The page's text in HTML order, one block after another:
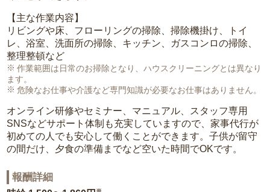
【主な作業内容】
リビングや床、フローリングの掃除、掃除機掛け、トイ
レ、浴室、洗面所の掃除、キッチン、ガスコンロの掃除、
整理整頓など
作業範囲は日常のお掃除となり、ハウスクリーニングとは異なり
ます。
危険なお仕事や介護など専門知識が必要なお仕事はありません。
オンライン研修やセミナー、マニュアル、スタッフ専用
SNSなどサポート体制も充実していますので、家事代行が
初めての人でも安心して働くことができます。子供が留守
の間だけ、夕食の準備までなど空いた時間でOKです。
報酬詳細